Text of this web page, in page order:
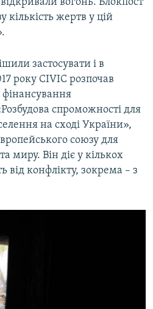
кількість жертв у цій
застосувати і в
року CIVIC розпочав
спроможності для
на сході України»,
союзу для
миру. Він діє у кількох
від конфлікту, зокрема – з